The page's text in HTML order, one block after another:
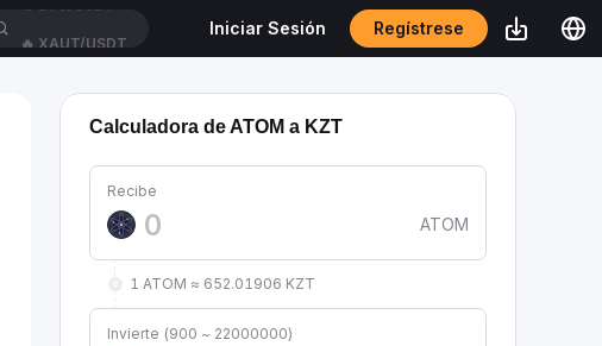
Iniciar Sesión Regístrese
Calculadora de ATOM a KZT
Recibe
ATOM
1 ATOM ≈ 652.01906 KZT
Invierte (900 ~ 22000000)